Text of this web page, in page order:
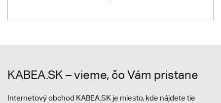
KABEA.SK – vieme, čo Vám pristane
Internetový obchod KABEA.SK je miesto, kde nájdete tie